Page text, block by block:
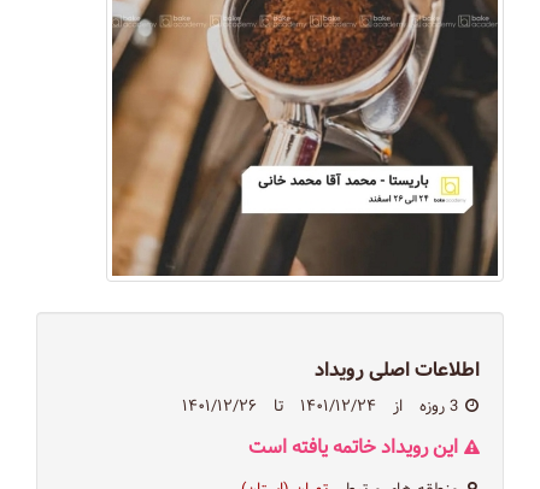
اطلاعات اصلی رویداد
از ۱۴۰۱/۱۲/۲۴ تا ۱۴۰۱/۱۲/۲۶
این رویداد خاتمه یافته است